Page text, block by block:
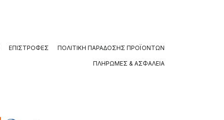
ΕΠΙΣΤΡΟΦΈΣ ΠΟΛΙΤΙΚΉ ΠΑΡΆΔΟΣΗΣ ΠΡΟΪΌΝΤΩΝ
ΠΛΗΡΩΜΈΣ & ΑΣΦΆΛΕΙΑ